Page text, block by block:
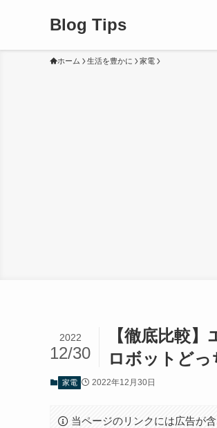
Blog Tips
ホーム 生活を豊かに 家電
【徹底比較
ロボットどっ
2022
12/30
家電 2022年12月30日
当ページのリンクには広告が含